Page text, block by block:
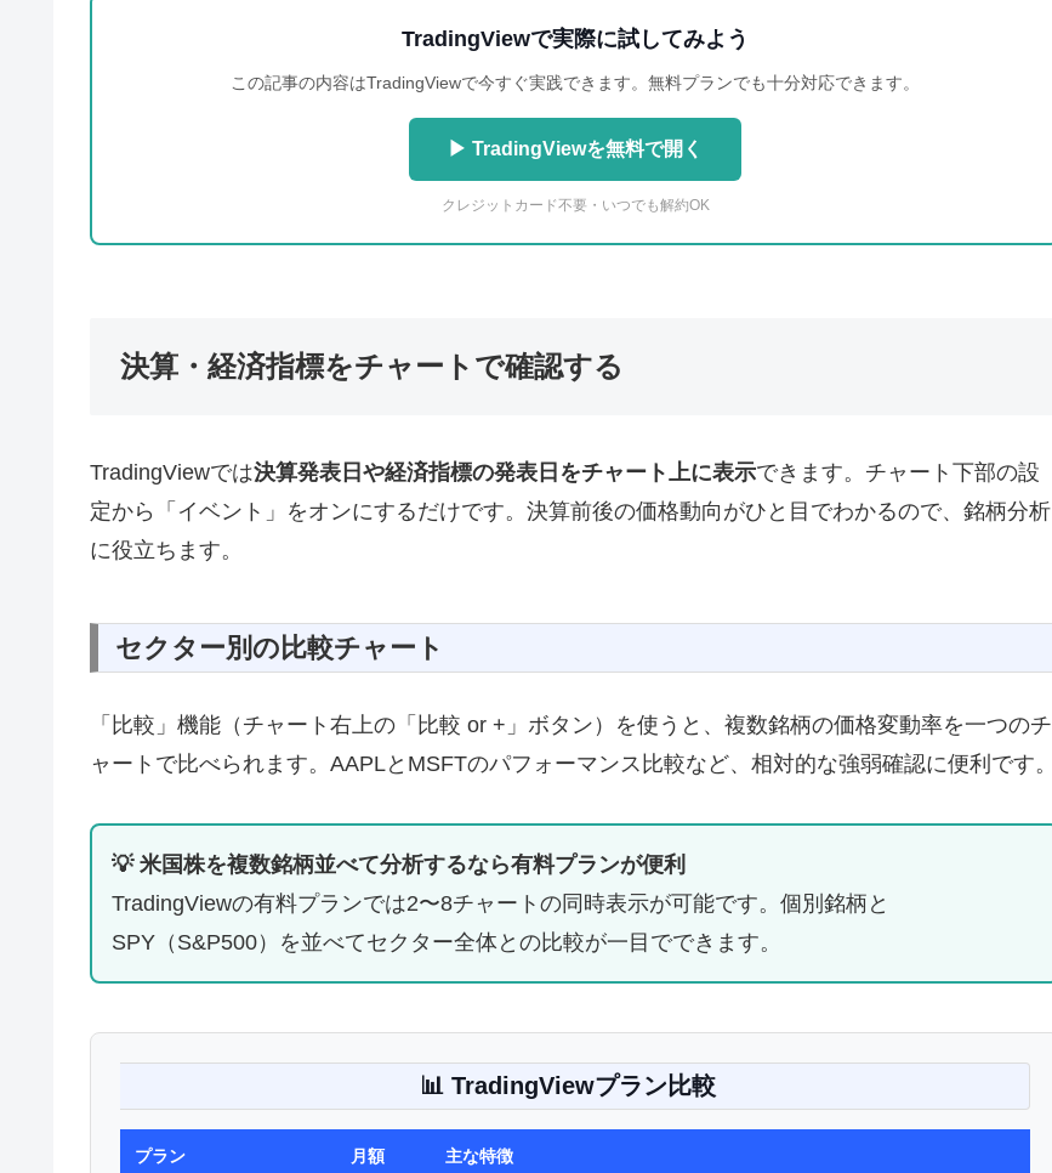
TradingViewで実際に試してみよう
この記事の内容はTradingViewで今すぐ実践できます。無料プランでも十分対応できます。
▶ TradingViewを無料で開く
クレジットカード不要・いつでも解約OK
決算・経済指標をチャートで確認する
TradingViewでは決算発表日や経済指標の発表日をチャート上に表示できます。チャート下部の設
定から「イベント」をオンにするだけです。決算前後の価格動向がひと目でわかるので、銘柄分析
に役立ちます。
セクター別の比較チャート
「比較」機能（チャート右上の「比較 or +」ボタン）を使うと、複数銘柄の価格変動率を一つのチ
ャートで比べられます。AAPLとMSFTのパフォーマンス比較など、相対的な強弱確認に便利です。
💡 米国株を複数銘柄並べて分析するなら有料プランが便利
TradingViewの有料プランでは2〜8チャートの同時表示が可能です。個別銘柄と
SPY（S&P500）を並べてセクター全体との比較が一目でできます。
📊 TradingViewプラン比較
プラン 月額 主な特徴